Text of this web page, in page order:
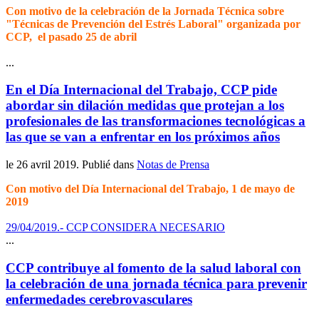
Con motivo de la celebración de la Jornada Técnica sobre
"Técnicas de Prevención del Estrés Laboral" organizada por
CCP, el pasado 25 de abril
...
En el Día Internacional del Trabajo, CCP pide
abordar sin dilación medidas que protejan a los
profesionales de las transformaciones tecnológicas a
las que se van a enfrentar en los próximos años
le 26 avril 2019. Publié dans Notas de Prensa
Con motivo del Día Internacional del Trabajo, 1 de mayo de
2019
29/04/2019.- CCP CONSIDERA NECESARIO
...
CCP contribuye al fomento de la salud laboral con
la celebración de una jornada técnica para prevenir
enfermedades cerebrovasculares